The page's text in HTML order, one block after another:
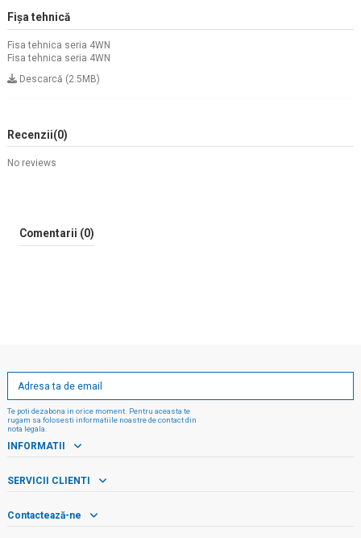
Fișa tehnică
Fisa tehnica seria 4WN
Fisa tehnica seria 4WN
Descarcă (2.5MB)
Recenzii(0)
No reviews
Comentarii (0)
Te poti dezabona in orice moment. Pentru aceasta te
rugam sa folosesti informatiile noastre de contact din
nota legala.
INFORMATII
SERVICII CLIENTI
Contactează-ne